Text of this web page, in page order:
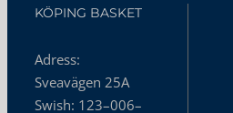
KÖPING BASKET
Adress:
Sveavägen 25A
Swish: 123–006–